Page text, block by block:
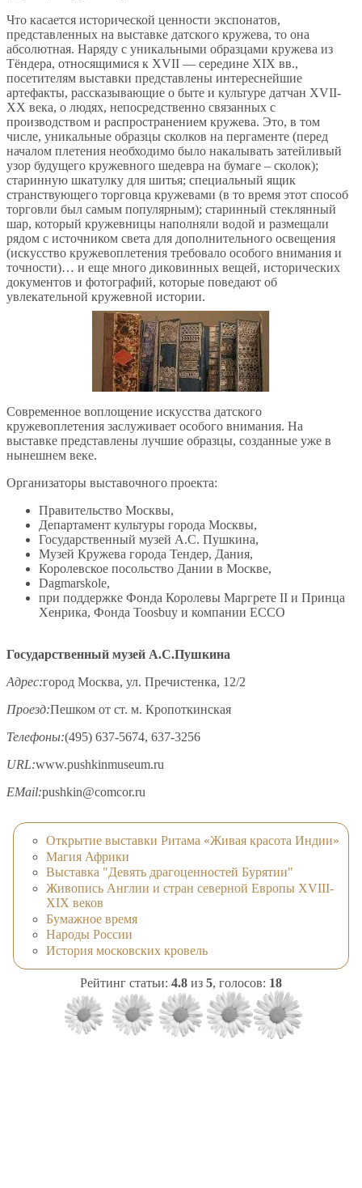
Что касается исторической ценности экспонатов,
представленных на выставке датского кружева, то она
абсолютная. Наряду с уникальными образцами кружева из
Тёндера, относящимися к XVII — середине ХIХ вв.,
посетителям выставки представлены интереснейшие
артефакты, рассказывающие о быте и культуре датчан XVII-
XX века, о людях, непосредственно связанных с
производством и распространением кружева. Это, в том
числе, уникальные образцы сколков на пергаменте (перед
началом плетения необходимо было накалывать затейливый
узор будущего кружевного шедевра на бумаге – сколок);
старинную шкатулку для шитья; специальный ящик
странствующего торговца кружевами (в то время этот способ
торговли был самым популярным); старинный стеклянный
шар, который кружевницы наполняли водой и размещали
рядом с источником света для дополнительного освещения
(искусство кружевоплетения требовало особого внимания и
точности)… и еще много диковинных вещей, исторических
документов и фотографий, которые поведают об
увлекательной кружевной истории.
Современное воплощение искусства датского
кружевоплетения заслуживает особого внимания. На
выставке представлены лучшие образцы, созданные уже в
нынешнем веке.
Организаторы выставочного проекта:
Правительство Москвы,
Департамент культуры города Москвы,
Государственный музей А.С. Пушкина,
Музей Кружева города Тендер, Дания,
Королевское посольство Дании в Москве,
Dagmarskole,
при поддержке Фонда Королевы Маргрете II и Принца
Хенрика, Фонда Toosbuy и компании ECCO
Государственный музей А.С.Пушкина
Адрес:город Москва, ул. Пречистенка, 12/2
Проезд:Пешком от ст. м. Кропоткинская
Телефоны:(495) 637-5674, 637-3256
URL:www.pushkinmuseum.ru
EMail:pushkin@comcor.ru
Открытие выставки Ритама «Живая красота Индии»
Магия Африки
Выставка "Девять драгоценностей Бурятии"
Живопись Англии и стран северной Европы XVIII-
XIX веков
Бумажное время
Народы России
История московских кровель
Рейтинг статьи: 4.8 из 5, голосов: 18